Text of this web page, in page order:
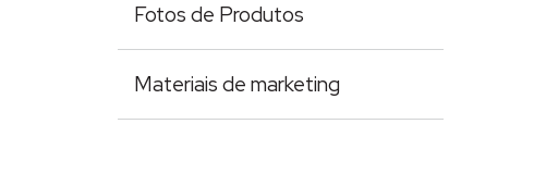
Fotos de Produtos
Materiais de marketing